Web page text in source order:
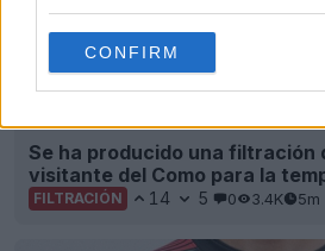
CONFIRM
Se ha producido una filtración
visitante del Como para la
FILTRACIÓN 14 5 0 3.4K 5m